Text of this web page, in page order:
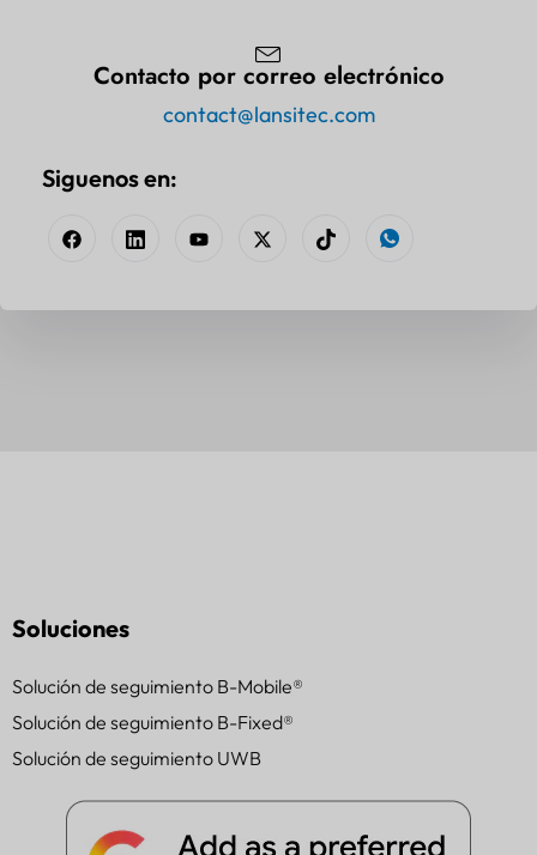
Contacto por correo electrónico
contact@lansitec.com
Siguenos en:
Soluciones
Solución de seguimiento B-Mobile®
Solución de seguimiento B-Fixed®
Solución de seguimiento UWB